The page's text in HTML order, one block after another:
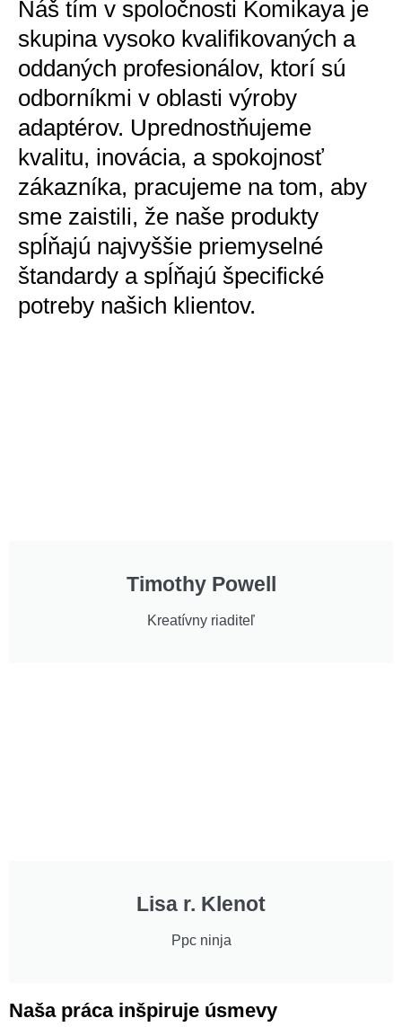
Náš tím v spoločnosti Komikaya je
skupina vysoko kvalifikovaných a
oddaných profesionálov, ktorí sú
odborníkmi v oblasti výroby
adaptérov. Uprednostňujeme
kvalitu, inovácia, a spokojnosť
zákazníka, pracujeme na tom, aby
sme zaistili, že naše produkty
spĺňajú najvyššie priemyselné
štandardy a spĺňajú špecifické
potreby našich klientov.
Timothy Powell
Kreatívny riaditeľ
Lisa r. Klenot
Ppc ninja
Naša práca inšpiruje úsmevy